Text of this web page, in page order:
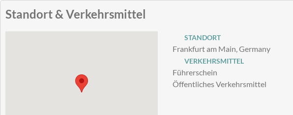
Standort & Verkehrsmittel
STANDORT
Frankfurt am Main, Germany
VERKEHRSMITTEL
Führerschein
Öffentliches Verkehrsmittel